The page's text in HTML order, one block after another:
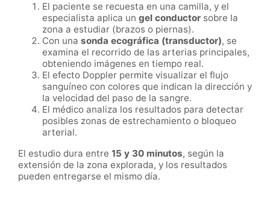
El paciente se recuesta en una camilla, y el
especialista aplica un gel conductor sobre la
zona a estudiar (brazos o piernas).
Con una sonda ecográfica (transductor), se
examina el recorrido de las arterias principales,
obteniendo imágenes en tiempo real.
El efecto Doppler permite visualizar el flujo
sanguíneo con colores que indican la dirección y
la velocidad del paso de la sangre.
El médico analiza los resultados para detectar
posibles zonas de estrechamiento o bloqueo
arterial.
El estudio dura entre 15 y 30 minutos, según la
extensión de la zona explorada, y los resultados
pueden entregarse el mismo día.